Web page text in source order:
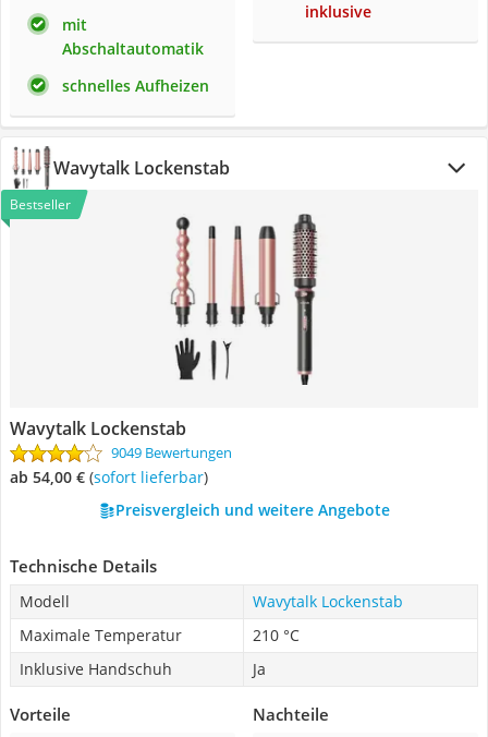
mit
Abschaltautomatik
schnelles Aufheizen
inklusive
Wavytalk Lockenstab
Bestseller
Wavytalk Lockenstab
9049 Bewertungen
ab 54,00 € ( Sofort lieferbar)
Preisvergleich und weitere Angebote
Technische Details
Modell
Wavytalk Lockenstab
Maximale Temperatur
210 °C
Inklusive Handschuh
Ja
Vorteile Nachteile